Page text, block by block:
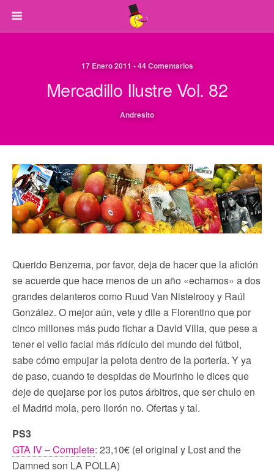
17 Enero 2011 • 44 Comentarios
Mercadillo Ilustre Vol. 82
Andresito
Querido Benzema, por favor, deja de hacer que la afición
se acuerde que hace menos de un año «echamos» a dos
grandes delanteros como Ruud Van Nistelrooy y Raúl
González. O mejor aún, vete y dile a Florentino que por
cinco millones más pudo fichar a David Villa, que pese a
tener el vello facial más ridículo del mundo del fútbol,
sabe cómo empujar la pelota dentro de la portería. Y ya
de paso, cuando te despidas de Mourinho le dices que
deje de quejarse por los putos árbitros, que ser chulo en
el Madrid mola, pero llorón no. Ofertas y tal.
PS3
GTA IV – Complete: 23,10€ (el original y Lost and the
Damned son LA POLLA)